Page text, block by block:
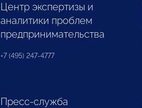
Центр экспертизы и
аналитики проблем
предпринимательства
+7 (495) 247-4777
Пресс-служба